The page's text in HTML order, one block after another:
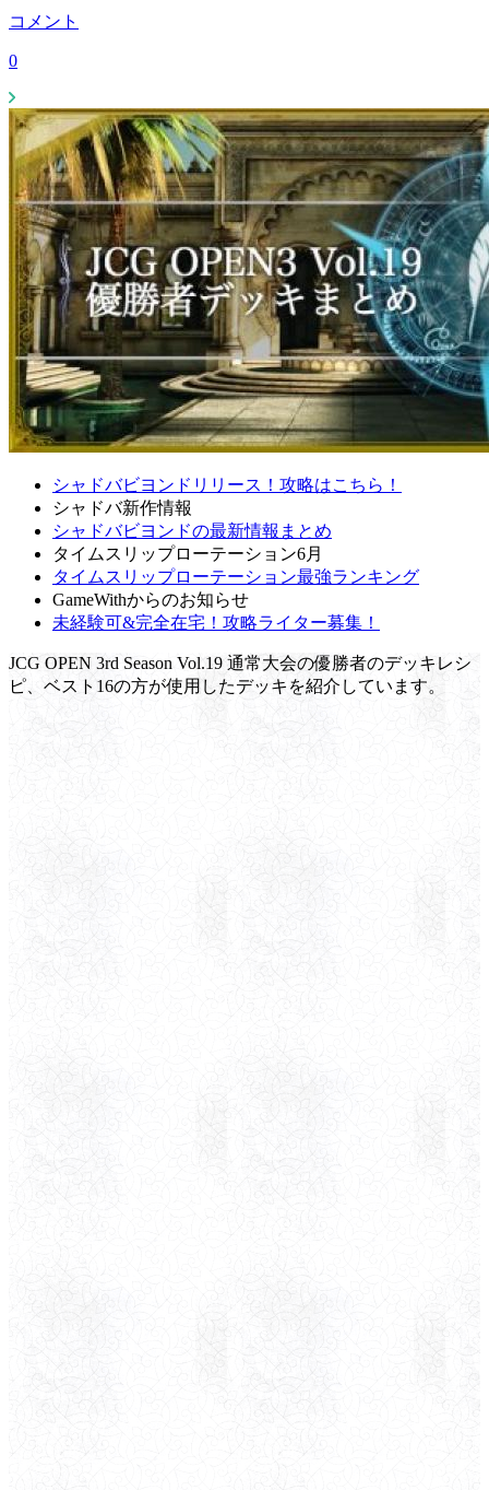
コメント
0
シャドバビヨンドリリース！攻略はこちら！
シャドバ新作情報
シャドバビヨンドの最新情報まとめ
タイムスリップローテーション6月
タイムスリップローテーション最強ランキング
GameWithからのお知らせ
未経験可&完全在宅！攻略ライター募集！
JCG OPEN 3rd Season Vol.19 通常大会の優勝者のデッキレシ
ピ、ベスト16の方が使用したデッキを紹介しています。